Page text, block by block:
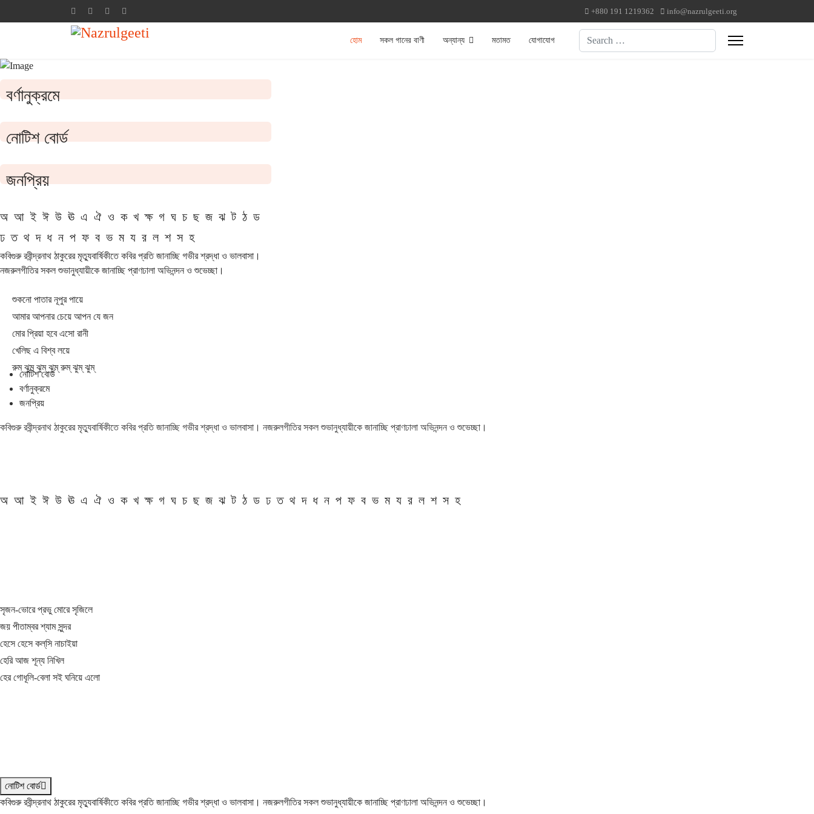
+880 191 1219362 info@nazrulgeeti.org
হোম সকল গানের বাণী অন্যান্য মতামত যোগাযোগ Search
বর্ণানুক্রমে
নোটিশ বোর্ড
জনপ্রিয়
অ আ ই ঈ উ ঊ এ ঐ ও ক খ ক্ষ গ ঘ চ ছ জ ঝ ট ঠ ড
ঢ ত থ দ ধ ন প ফ ব ভ ম য র ল শ স হ
কবিগুরু রবীন্দ্রনাথ ঠাকুরের মৃত্যুবার্ষিকীতে কবির প্রতি জানাচ্ছি গভীর শ্রদ্ধা ও ভালবাসা।
নজরুলগীতির সকল শুভানুধ্যায়ীকে জানাচ্ছি প্রাণঢালা অভিনন্দন ও শুভেচ্ছা।
শুকনো পাতার নূপুর পায়ে
আমার আপনার চেয়ে আপন যে জন
মোর প্রিয়া হবে এসো রানী
খেলিছ এ বিশ্ব লয়ে
রুম্ ঝুম্ ঝুম্ ঝুম্ রুম্ ঝুম্ ঝুম্
নোটিশ বোর্ড
বর্ণানুক্রমে
জনপ্রিয়
কবিগুরু রবীন্দ্রনাথ ঠাকুরের মৃত্যুবার্ষিকীতে কবির প্রতি জানাচ্ছি গভীর শ্রদ্ধা ও ভালবাসা। নজরুলগীতির সকল শুভানুধ্যায়ীকে জানাচ্ছি প্রাণঢালা অভিনন্দন ও শুভেচ্ছা।
অ আ ই ঈ উ ঊ এ ঐ ও ক খ ক্ষ গ ঘ চ ছ জ ঝ ট ঠ ড ঢ ত থ দ ধ ন প ফ ব ভ ম য র ল শ স হ
সৃজন-ভোরে প্রভু মোরে সৃজিলে
জয় পীতাম্বর শ্যাম সুন্দর
হেসে হেসে কল্‌সি নাচাইয়া
হেরি আজ শূন্য নিখিল
হের গোধূলি-বেলা সই ঘনিয়ে এলো
নোটিশ বোর্ড
কবিগুরু রবীন্দ্রনাথ ঠাকুরের মৃত্যুবার্ষিকীতে কবির প্রতি জানাচ্ছি গভীর শ্রদ্ধা ও ভালবাসা। নজরুলগীতির সকল শুভানুধ্যায়ীকে জানাচ্ছি প্রাণঢালা অভিনন্দন ও শুভেচ্ছা।